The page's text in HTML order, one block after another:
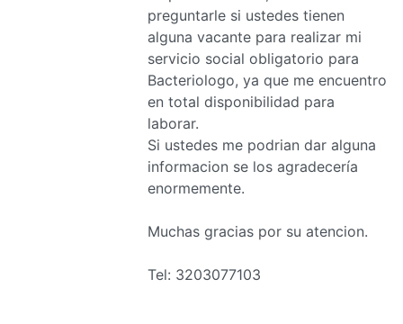
preguntarle si ustedes tienen
alguna vacante para realizar mi
servicio social obligatorio para
Bacteriologo, ya que me encuentro
en total disponibilidad para
laborar.
Si ustedes me podrian dar alguna
informacion se los agradecería
enormemente.
Muchas gracias por su atencion.
Tel: 3203077103